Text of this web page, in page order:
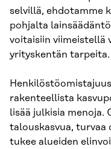
selvillä, ehdotamme
pohjalta
voitaisiin viimeistellä
yrityskentän tarpeita.
rakenteellista
lisää julkisia menoja.
talouskasvua, turvaa
tukee alueiden